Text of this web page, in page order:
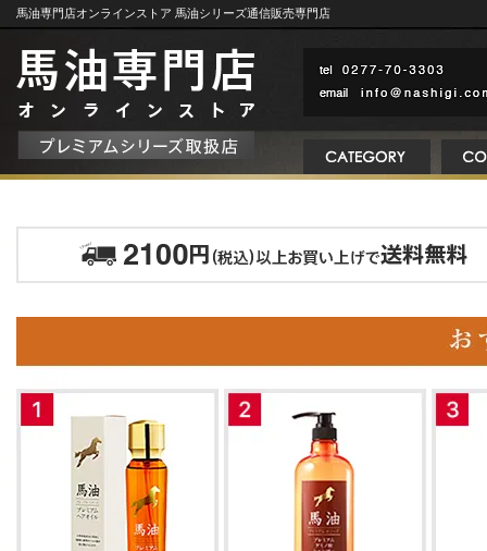
馬油専門店オンラインストア 馬油シリーズ通信販売専門店